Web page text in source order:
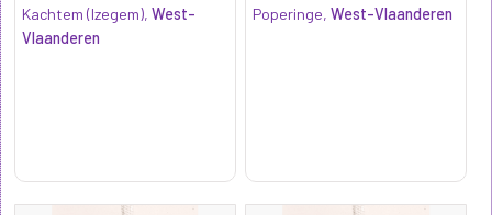
Kachtem (Izegem), West-
Vlaanderen
Poperinge,West-Vlaanderen